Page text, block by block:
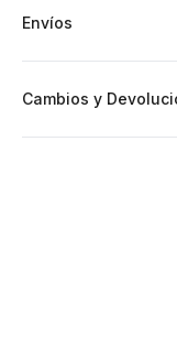
Envíos
Cambios y